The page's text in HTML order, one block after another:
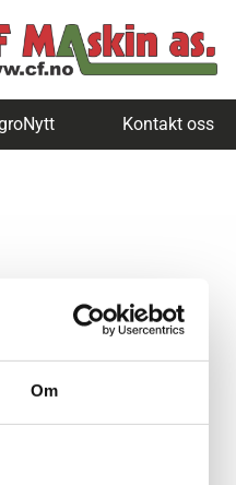
Om
Kontakt oss